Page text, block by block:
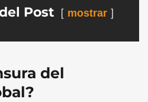
Post mostrar
del